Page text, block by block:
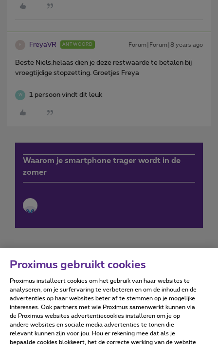
FreyaVR ANTWOORD Forum|Forum|8 years ago
Beste Niels,helaas dien je deze restwaarde te betalen bij
vroegtijdige stopzetting. Groetjes Freya
W 1 persoon vindt dit leuk
Waarom je smartphone trager wordt in de
zomer
Forumvoorwaarden Accessibility statement
Alle rechten voorbehouden. © Proximus
Proximus gebruikt cookies
Proximus installeert cookies om het gebruik van haar websites te
analyseren, om je surfervaring te verbeteren en om de inhoud en de
advertenties op haar websites beter af te stemmen op je mogelijke
interesses. Ook partners met wie Proximus samenwerkt kunnen via
de Proximus websites advertentiecookies installeren om je op
andere websites en sociale media advertenties te tonen die
relevant kunnen zijn voor jou. Hou er rekening mee dat als je
bepaalde cookies blokkeert, het de correcte werking van de website